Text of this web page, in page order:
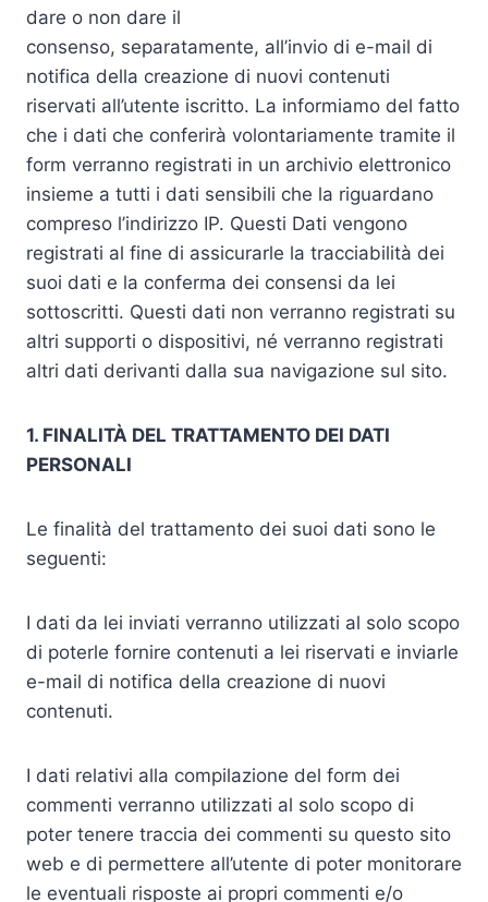
dare o non dare il
consenso, separatamente, all’invio di e-mail di
notifica della creazione di nuovi contenuti
riservati all’utente iscritto. La informiamo del fatto
che i dati che conferirà volontariamente tramite il
form verranno registrati in un archivio elettronico
insieme a tutti i dati sensibili che la riguardano
compreso l’indirizzo IP. Questi Dati vengono
registrati al fine di assicurarle la tracciabilità dei
suoi dati e la conferma dei consensi da lei
sottoscritti. Questi dati non verranno registrati su
altri supporti o dispositivi, né verranno registrati
altri dati derivanti dalla sua navigazione sul sito.
1. FINALITÀ DEL TRATTAMENTO DEI DATI
PERSONALI
Le finalità del trattamento dei suoi dati sono le
seguenti:
I dati da lei inviati verranno utilizzati al solo scopo
di poterle fornire contenuti a lei riservati e inviarle
e-mail di notifica della creazione di nuovi
contenuti.
I dati relativi alla compilazione del form dei
commenti verranno utilizzati al solo scopo di
poter tenere traccia dei commenti su questo sito
web e di permettere all’utente di poter monitorare
le eventuali risposte ai propri commenti e/o